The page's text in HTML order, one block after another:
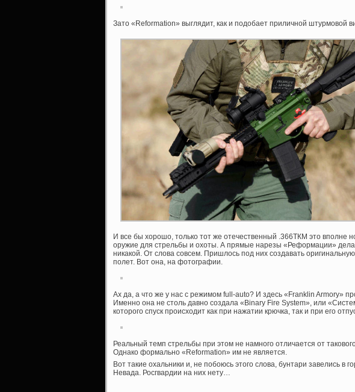
Зато «Reformation» выглядит, как и подобает приличной штурмовой
И все бы хорошо, только тот же отечественный .366ТКМ это вполне
оружие для стрельбы и охоты. А прямые нарезы «Реформации»
никакой. От слова совсем. Пришлось под них создавать
полет. Вот она, на фотографии.
Ах да, а что же у нас с режимом full-auto? И здесь «Franklin Armory»
Именно она не столь давно создала «Binary Fire System», или
которого спуск происходит как при нажатии крючка, так и при его
Реальный темп стрельбы при этом не намного отличается от
Однако формально «Reformation» им не является.
Вот такие охальники и, не побоюсь этого слова, бунтари завелись в
Невада. Росгвардии на них нету…